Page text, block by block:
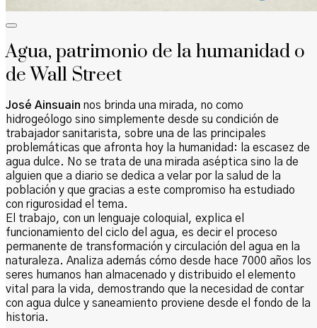
Agua, patrimonio de la humanidad o
de Wall Street
José Ainsuain nos brinda una mirada, no como
hidrogeólogo sino simplemente desde su condición de
trabajador sanitarista, sobre una de las principales
problemáticas que afronta hoy la humanidad: la escasez de
agua dulce. No se trata de una mirada aséptica sino la de
alguien que a diario se dedica a velar por la salud de la
población y que gracias a este compromiso ha estudiado
con rigurosidad el tema.
El trabajo, con un lenguaje coloquial, explica el
funcionamiento del ciclo del agua, es decir el proceso
permanente de transformación y circulación del agua en la
naturaleza. Analiza además cómo desde hace 7000 años los
seres humanos han almacenado y distribuido el elemento
vital para la vida, demostrando que la necesidad de contar
con agua dulce y saneamiento proviene desde el fondo de la
historia.